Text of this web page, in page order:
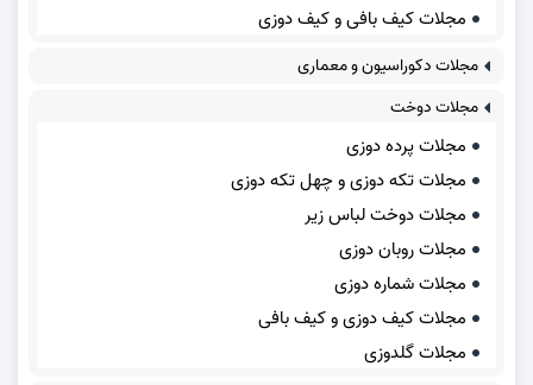
مجلات کیف بافی و کیف دوزی
مجلات دکوراسیون و معماری
مجلات دوخت
مجلات پرده دوزی
مجلات تکه دوزی و چهل تکه دوزی
مجلات دوخت لباس زیر
مجلات روبان دوزی
مجلات شماره دوزی
مجلات کیف دوزی و کیف بافی
مجلات گلدوزی